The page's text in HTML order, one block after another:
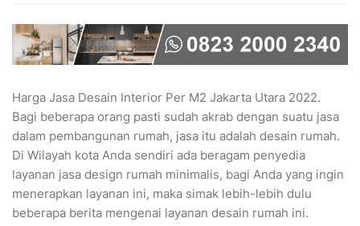
Harga Jasa Desain Interior Per M2 Jakarta Utara 2022.
Bagi beberapa orang pasti sudah akrab dengan suatu jasa
dalam pembangunan rumah, jasa itu adalah desain rumah.
Di Wilayah kota Anda sendiri ada beragam penyedia
layanan jasa design rumah minimalis, bagi Anda yang ingin
menerapkan layanan ini, maka simak lebih-lebih dulu
beberapa berita mengenai layanan desain rumah ini.